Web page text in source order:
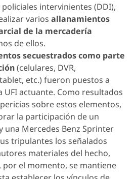
intervinientes (DDI),
varios allanamientos
de la mercadería
de ellos.
secuestrados como parte
(celulares, DVR,
etc.) fueron puestos a
UFI actuante. Como resultados
sobre estos elementos,
la participación de un
una Mercedes Benz Sprinter
tripulantes los señalados
materiales del hecho,
por el momento, se mantiene